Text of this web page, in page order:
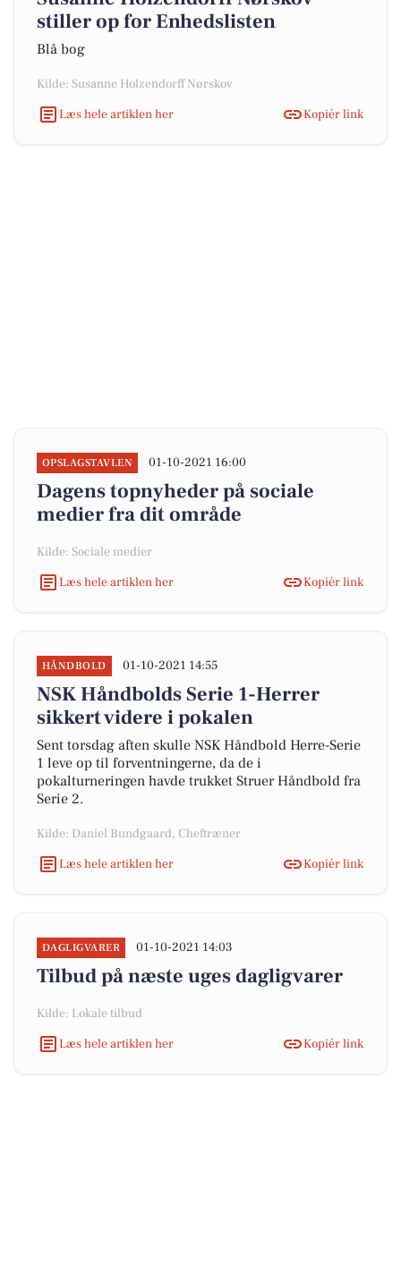
stiller op for Enhedslisten
Blå bog
Kilde: Susanne Holzendorff Nørskov
Læs hele artiklen her
Kopiér link
OPSLAGSTAVLEN 01-10-2021 16:00
Dagens topnyheder på sociale
medier fra dit område
Kilde: Sociale medier
Læs hele artiklen her
Kopiér link
HÅNDBOLD 01-10-2021 14:55
NSK Håndbolds Serie 1-Herrer
sikkert videre i pokalen
Sent torsdag aften skulle NSK Håndbold Herre-Serie
1 leve op til forventningerne, da de i
pokalturneringen havde trukket Struer Håndbold fra
Serie 2.
Kilde: Daniel Bundgaard, Cheftræner
Læs hele artiklen her
Kopiér link
DAGLIGVARER 01-10-2021 14:03
Tilbud på næste uges dagligvarer
Kilde: Lokale tilbud
Læs hele artiklen her
Kopiér link